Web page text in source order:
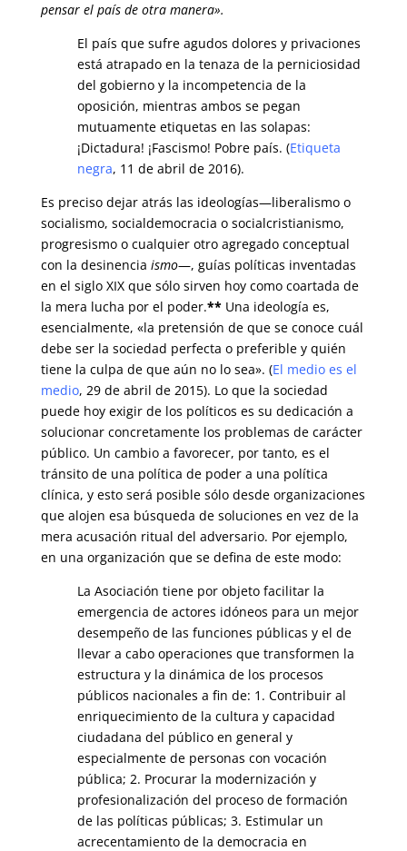
pensar el país de otra manera».
El país que sufre agudos dolores y privaciones
está atrapado en la tenaza de la perniciosidad
del gobierno y la incompetencia de la
oposición, mientras ambos se pegan
mutuamente etiquetas en las solapas:
¡Dictadura! ¡Fascismo! Pobre país. (Etiqueta
negra, 11 de abril de 2016).
Es preciso dejar atrás las ideologías—liberalismo o
socialismo, socialdemocracia o socialcristianismo,
progresismo o cualquier otro agregado conceptual
con la desinencia ismo—, guías políticas inventadas
en el siglo XIX que sólo sirven hoy como coartada de
la mera lucha por el poder.**Una ideología es,
esencialmente, «la pretensión de que se conoce cuál
debe ser la sociedad perfecta o preferible y quién
tiene la culpa de que aún no lo sea». (El medio es el
medio, 29 de abril de 2015). Lo que la sociedad
puede hoy exigir de los políticos es su dedicación a
solucionar concretamente los problemas de carácter
público. Un cambio a favorecer, por tanto, es el
tránsito de una política de poder a una política
clínica, y esto será posible sólo desde organizaciones
que alojen esa búsqueda de soluciones en vez de la
mera acusación ritual del adversario. Por ejemplo,
en una organización que se defina de este modo:
La Asociación tiene por objeto facilitar la
emergencia de actores idóneos para un mejor
desempeño de las funciones públicas y el de
llevar a cabo operaciones que transformen la
estructura y la dinámica de los procesos
públicos nacionales a fin de: 1. Contribuir al
enriquecimiento de la cultura y capacidad
ciudadana del público en general y
especialmente de personas con vocación
pública; 2. Procurar la modernización y
profesionalización del proceso de formación
de las políticas públicas; 3. Estimular un
acrecentamiento de la democracia en